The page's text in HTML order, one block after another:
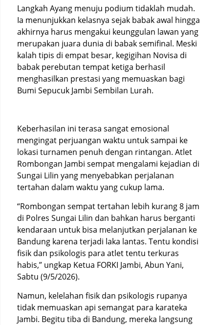
Langkah Ayang menuju podium tidaklah mudah.
Ia menunjukkan kelasnya sejak babak awal hingga
akhirnya harus mengakui keunggulan lawan yang
merupakan juara dunia di babak semifinal. Meski
kalah tipis di empat besar, kegigihan Novisa di
babak perebutan tempat ketiga berhasil
menghasilkan prestasi yang memuaskan bagi
Bumi Sepucuk Jambi Sembilan Lurah.
Keberhasilan ini terasa sangat emosional
mengingat perjuangan waktu untuk sampai ke
lokasi turnamen penuh dengan rintangan. Atlet
Rombongan Jambi sempat mengalami kejadian di
Sungai Lilin yang menyebabkan perjalanan
tertahan dalam waktu yang cukup lama.
“Rombongan sempat tertahan lebih kurang 8 jam
di Polres Sungai Lilin dan bahkan harus berganti
kendaraan untuk bisa melanjutkan perjalanan ke
Bandung karena terjadi laka lantas. Tentu kondisi
fisik dan psikologis para atlet tentu terkuras
habis,” ungkap Ketua FORKI Jambi, Abun Yani,
Sabtu (9/5/2026).
Namun, kelelahan fisik dan psikologis rupanya
tidak memuaskan api semangat para karateka
Jambi. Begitu tiba di Bandung, mereka langsung